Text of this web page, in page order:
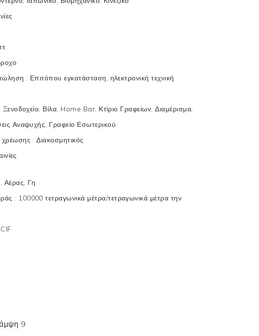
: Επιτόπου εγκατάσταση, ηλεκτρονική τεχνική
Ξενοδοχείο, Βίλα, Home Bar, Κτίριο Γραφείων, Διαμέρισμα,
Αναψυχής, Γραφείο Εσωτερικού
:Διακοσμητικός
Αέρας, Γη
: 100000 τετραγωνικά μέτρα/τετραγωνικά μέτρα την